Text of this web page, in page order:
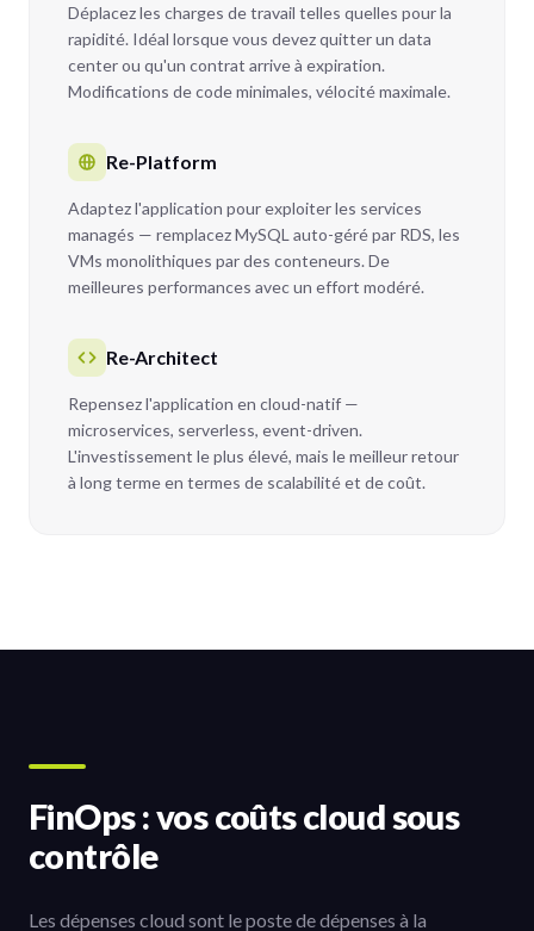
Déplacez les charges de travail telles quelles pour la
rapidité. Idéal lorsque vous devez quitter un data
center ou qu'un contrat arrive à expiration.
Modifications de code minimales, vélocité maximale.
Re-Platform
Adaptez l'application pour exploiter les services
managés — remplacez MySQL auto-géré par RDS, les
VMs monolithiques par des conteneurs. De
meilleures performances avec un effort modéré.
Re-Architect
Repensez l'application en cloud-natif —
microservices, serverless, event-driven.
L'investissement le plus élevé, mais le meilleur retour
à long terme en termes de scalabilité et de coût.
FinOps : vos coûts cloud sous
contrôle
Les dépenses cloud sont le poste de dépenses à la